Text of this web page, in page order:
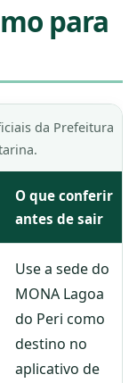
para
da Prefeitura
O que conferir
antes de sair
Use a sede do
MONA Lagoa
do Peri como
destino no
aplicativo de